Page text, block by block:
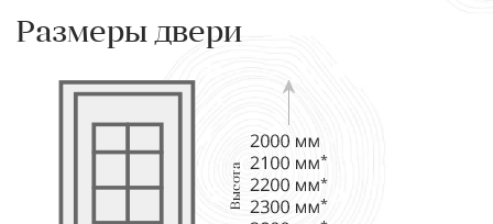
Размеры двери